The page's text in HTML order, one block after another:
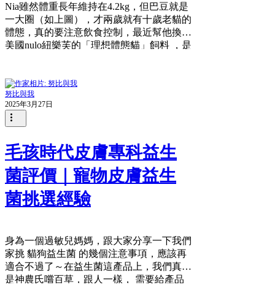
Nia雖然體重長年維持在4.2kg，但巴豆就是
一大圈（如上圖），才兩歲就有十歲老貓的
體態，真的要注意飲食控制，最近幫他換了
美國nulo紐樂芙的「理想體態貓」飼料 ，是
節！先來說說我們只吃什麼樣的...
努比與我
2025年3月27日
毛孩時代皮膚專科益生
菌評價｜寵物皮膚益生
菌挑選經驗
身為一個過敏兒媽媽，跟大家分享一下我們
家挑 貓狗益生菌 的幾個注意事項，應該再
適合不過了～在益生菌這產品上，我們真的
是神農氏嚐百草，跟人一樣， 需要給產品